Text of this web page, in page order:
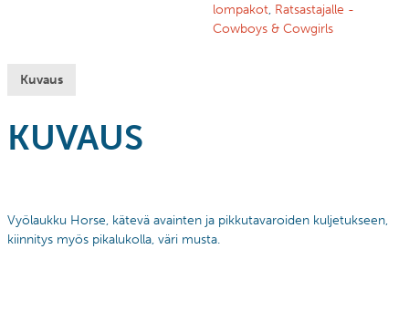
lompakot, Ratsastajalle -
Cowboys & Cowgirls
Kuvaus
KUVAUS
Vyölaukku Horse, kätevä avainten ja pikkutavaroiden kuljetukseen,
kiinnitys myös pikalukolla, väri musta.